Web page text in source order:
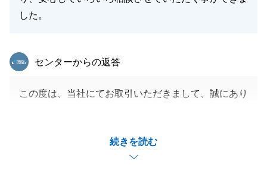
した。
続きを読む
東急リバブル
センターからの返答
この度は、当社にてお取引いただきまして、誠にあり
事お取引を終えることができました。
改めて感謝申し上げます。